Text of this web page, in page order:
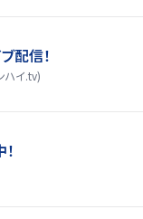
配信！
ハイ.tv)